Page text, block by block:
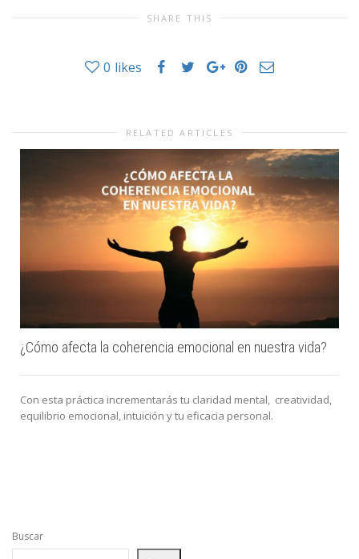
SHARE THIS
0 likes
RELATED ARTICLES
¿Cómo afecta la coherencia emocional en nuestra vida?
Con esta práctica incrementarás tu claridad mental, creatividad,
equilibrio emocional, intuición y tu eficacia personal.
Buscar